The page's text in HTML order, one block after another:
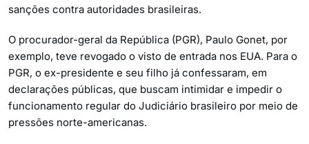
sanções contra autoridades brasileiras.
O procurador-geral da República (PGR), Paulo Gonet, por
exemplo, teve revogado o visto de entrada nos EUA. Para o
PGR, o ex-presidente e seu filho já confessaram, em
declarações públicas, que buscam intimidar e impedir o
funcionamento regular do Judiciário brasileiro por meio de
pressões norte-americanas.